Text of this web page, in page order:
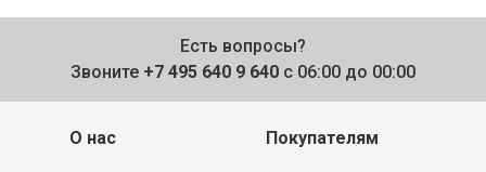
Есть вопросы?
Звоните +7 495 640 9 640 с 06:00 до 00:00
О нас Покупателям